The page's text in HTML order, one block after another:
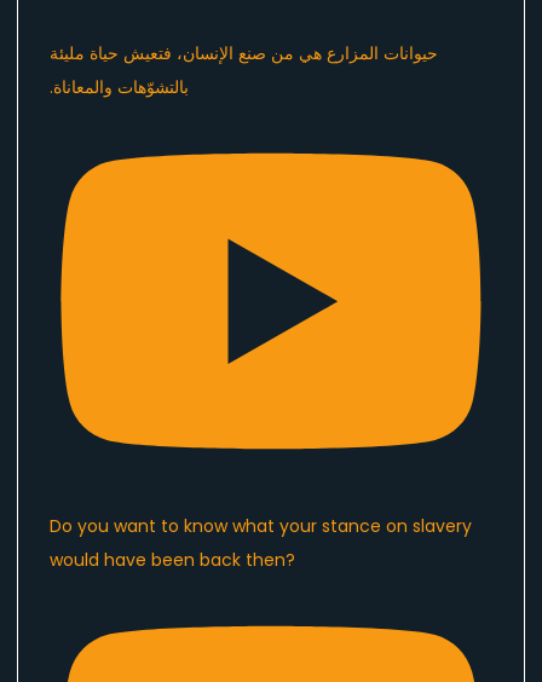
Do you want to know what your stance on slavery
would have been back then?